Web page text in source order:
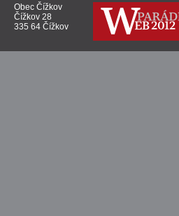
Obec Čížkov
Čížkov 28
335 64 Čížkov